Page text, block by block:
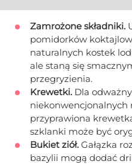
Zamrożone składniki.
pomidorków
naturalnych kostek
ale staną się
przegryzienia.
Krewetki. Dla
niekonwencjonalnych
przyprawiona
szklanki może być
Bukiet ziół. Gałązka
bazylii mogą dodać